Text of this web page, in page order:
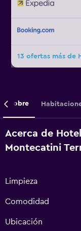
13 ofertas más de
Sobre
Acerca de
Montecatini
Limpieza
Comodidad
Ubicación